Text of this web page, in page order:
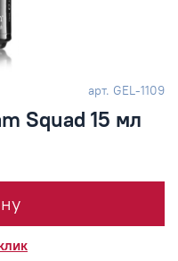
арт. GEL-1109
Squad 15 мл